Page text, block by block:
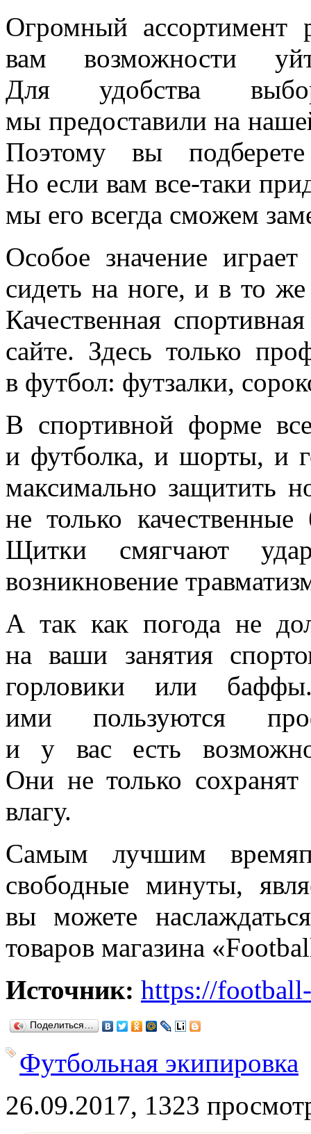
Огромный ассортимент
вам возможности
Для удобства
мы предоставили на
Поэтому вы
Но если вам все-таки
мы его всегда сможем
Особое значение
сидеть на ноге, и в то
Качественная
сайте. Здесь только
в футбол: футзалки,
В спортивной форме
и футболка, и шорты, и
максимально защитить
не только
Щитки смягчают
возникновение
А так как погода не
на ваши занятия
горловики или
ими пользуются
и у вас есть
Они не только
влагу.
Самым лучшим
свободные минуты,
вы можете
товаров магазина
Источник: https://
Поделиться…
Футбольная экипировка
26.09.2017, 1323